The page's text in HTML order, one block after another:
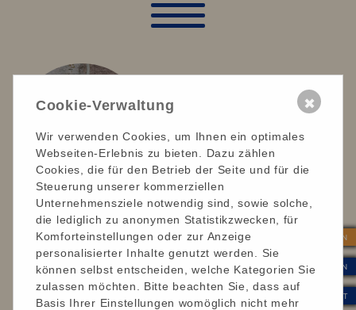
Andreas, arbeitet in der FBG:
„Was mir persönlich gut gefällt: Ich war lange krank
und da stand mein Arbeitgeber voll hinter mir und
machte es möglich, mich zu unterstützen und mich
einzugliedern. Das ist schon toll.“
| SPENDEN
| INTERN
| KONTAKT
Cookie-Verwaltung
Wir verwenden Cookies, um Ihnen ein optimales
Webseiten-Erlebnis zu bieten. Dazu zählen
Cookies, die für den Betrieb der Seite und für die
Steuerung unserer kommerziellen
Unternehmensziele notwendig sind, sowie solche,
die lediglich zu anonymen Statistikzwecken, für
Komforteinstellungen oder zur Anzeige
personalisierter Inhalte genutzt werden. Sie
können selbst entscheiden, welche Kategorien Sie
zulassen möchten. Bitte beachten Sie, dass auf
Basis Ihrer Einstellungen womöglich nicht mehr
✖